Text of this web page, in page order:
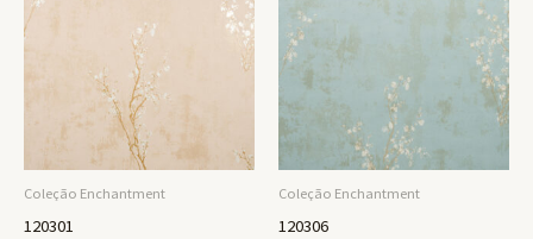
Coleção Enchantment
120301
Coleção Enchantment
120306